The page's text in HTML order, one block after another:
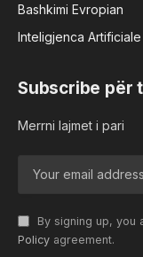
Bashkimi Evropian
Inteligjenca Artificiale
Subscribe për
Merrni lajmet i pari
By signing up, you
Policy agreement.